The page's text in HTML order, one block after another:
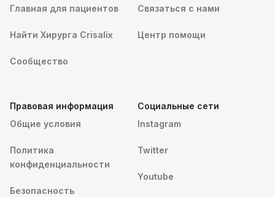
Главная для пациентов
Найти Хирурга Crisalix
Сообщество
Связаться с нами
Центр помощи
Правовая информация
Общие условия
Политика
конфиденциальности
Безопасность
Социальные сети
Instagram
Twitter
Youtube